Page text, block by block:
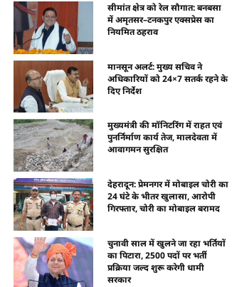
सीमांत क्षेत्र को रेल सौगात: बनबसा
में अमृतसर–टनकपुर एक्सप्रेस का
नियमित ठहराव
मानसून अलर्ट: मुख्य सचिव ने
अधिकारियों को 24×7 सतर्क रहने के
दिए निर्देश
मुख्यमंत्री की मॉनिटरिंग में राहत एवं
पुनर्निर्माण कार्य तेज, मालदेवता में
आवागमन सुरक्षित
देहरादून: प्रेमनगर में मोबाइल चोरी का
24 घंटे के भीतर खुलासा, आरोपी
गिरफ्तार, चोरी का मोबाइल बरामद
चुनावी साल में खुलने जा रहा भर्तियों
का पिटारा, 2500 पदों पर भर्ती
प्रक्रिया जल्द शुरू करेगी धामी
सरकार